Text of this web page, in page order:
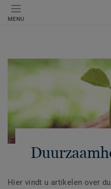
MENU
Hier vindt u artikelen over